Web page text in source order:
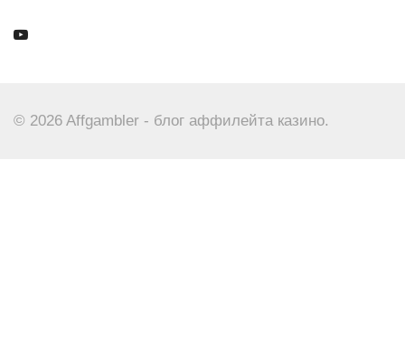
© 2026 Affgambler - блог аффилейта казино.